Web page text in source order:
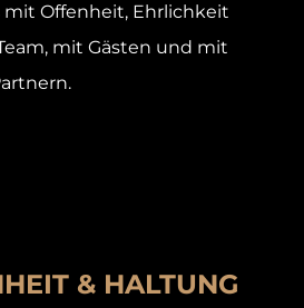
Offenheit, Ehrlichkeit
mit Gästen und mit
& HALTUNG